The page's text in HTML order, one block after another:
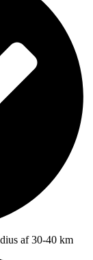
af 30-40 km